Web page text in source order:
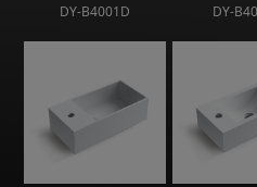
DY-B4001D DY-